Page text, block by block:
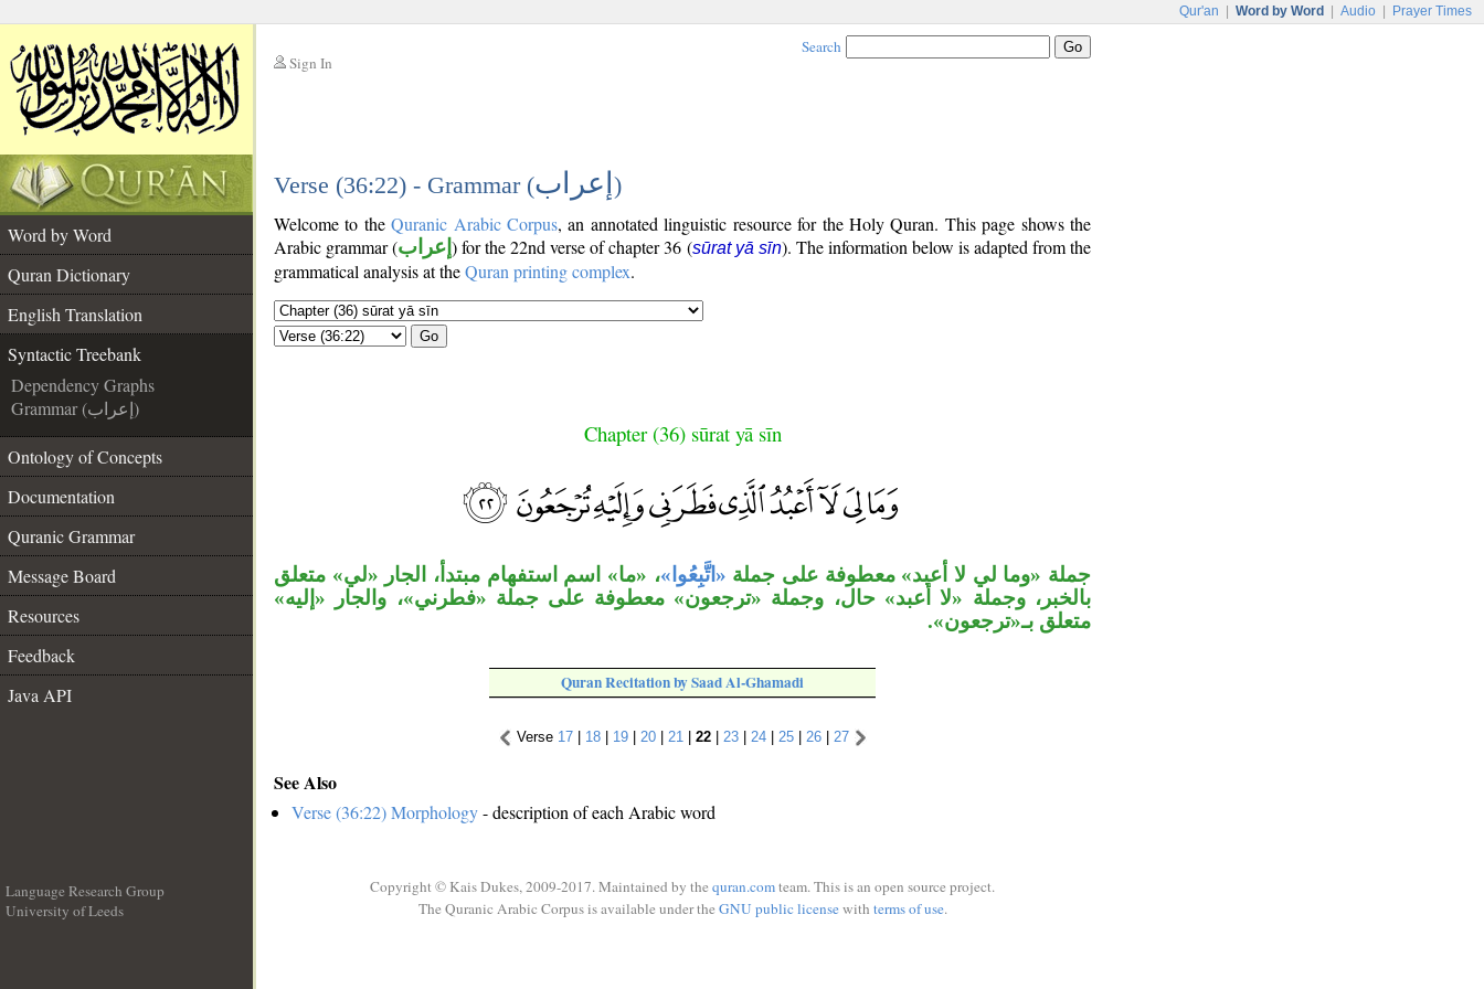
Qur'an Word by Word Audio Prayer Times
Sign In
Search
Verse (36:22) - Grammar (إعراب )
Word by Word
Quran Dictionary
English Translation
Syntactic Treebank
Dependency Graphs
Grammar (إعراب)
Ontology of Concepts
Documentation
Quranic Grammar
Message Board
Resources
Feedback
Java API
Welcome to theQuranic Arabic Corpus, an annotated linguistic resource for the Holy Quran. This page shows the
Arabic grammar (إعراب) for the 22nd verse of chapter 36 (sūrat yā sīn). The information below is adapted from the
grammatical analysis at theQuran printing complex.
Go
Chapter (36) sūrat yā sīn
جملة «وما لي لا أعبد» معطوفة على جملة «اتَّبِعُوا»، «ما» اسم استفهام مبتدأ، الجار «لي» متعلق
بالخبر، وجملة «لا أعبد» حال، وجملة «ترجعون» معطوفة على جملة «فطرني»، والجار «إليه»
متعلق بـ«ترجعون».
Quran Recitation by Saad Al-Ghamadi
Verse 17| 18| 19| 20| 21 22| 23| 24| 25| 26| 27
See Also
Verse (36:22) Morphology- description of each Arabic word
Language Research Group
University of Leeds
Copyright © Kais Dukes, 2009-2017. Maintained by the quran.comteam. This is an open source project.
The Quranic Arabic Corpus is available under the GNU public licensewith terms of use.